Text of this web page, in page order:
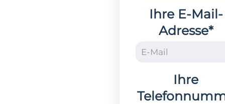
Ihre E-Mail-
Adresse*
Ihre